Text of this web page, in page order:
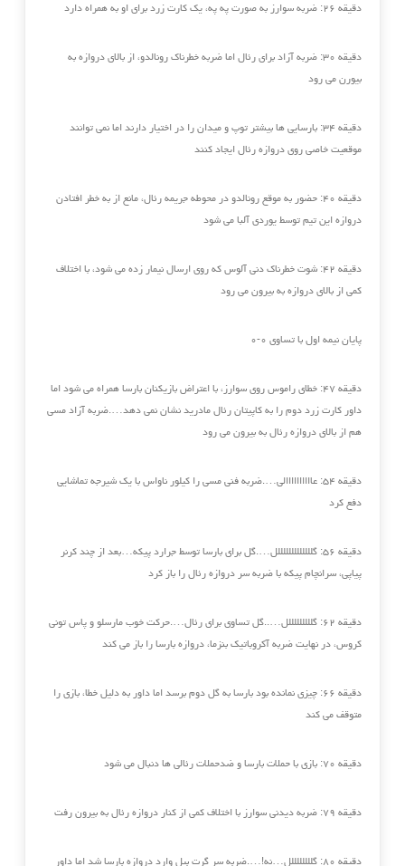
دقیقه ۲۶: ضربه سوارز به صورت په په، یک کارت زرد برای او به همراه دارد
دقیقه ۳۰: ضربه آزاد برای رئال اما ضربه خطرناک رونالدو، از بالای دروازه به
بیورن می رود‏
دقیقه ۳۴: بارسایی ها بیشتر توپ و میدان را در اختیار دارند اما نمی توانند
موقعیت خاصی روی دروازه رئال ایجاد کنند
دقیقه ۴۰: حضور به موقع رونالدو در محوطه جریمه رئال، مانع از به خطر افتادن
دروازه این تیم توسط یوردی آلبا می شود
دقیقه ۴۲: شوت خطرناک دنی آلوس که روی ارسال نیمار زده می شود، با اختلاف
کمی از بالای دروازه به بیرون می رود
پایان نیمه اول با تساوی ۰-۰
دقیقه ۴۷: خطای راموس روی سوارز، با اعتراض بازیکنان بارسا همراه می شود اما
داور کارت زرد دوم را به کاپیتان رئال مادرید نشان ‏نمی دهد….ضربه آزاد مسی
هم از بالای دروازه رئال به بیرون می رود
دقیقه ۵۴: عاااااااااالی….ضربه فنی مسی را کیلور ناواس با یک شیرجه تماشایی
دفع کرد
دقیقه ۵۶: گلللللللللللللل….گل برای بارسا توسط جرارد پیکه…بعد از چند کرنر
پیاپی، سرانچام پیکه با ضربه سر دروازه رئال را باز کرد
دقیقه ۶۲: گلللللللللل…..گل تساوی برای رئال….حرکت خوب مارسلو و پاس تونی
کروس، در نهایت ضربه آکروباتیک بنزما، دروازه بارسا را باز می کند
دقیقه ۶۶: چیزی نمانده بود بارسا به گل دوم برسد اما داور به دلیل خطا، بازی را
متوقف می کند
دقیقه ۷۰: بازی با حملات بارسا و ضدحملات رئالی ها دنبال می شود
دقیقه ۷۹: ضربه دیدنی سوارز با اختلاف کمی از کنار دروازه رئال به بیرون رفت
دقیقه ۸۰: گللللللللل…نه!….ضربه سر گرت بیل وارد دروازه بارسا شد اما داور